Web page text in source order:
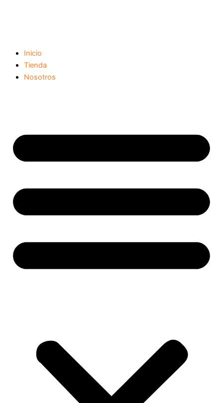
Inicio
Tienda
Nosotros